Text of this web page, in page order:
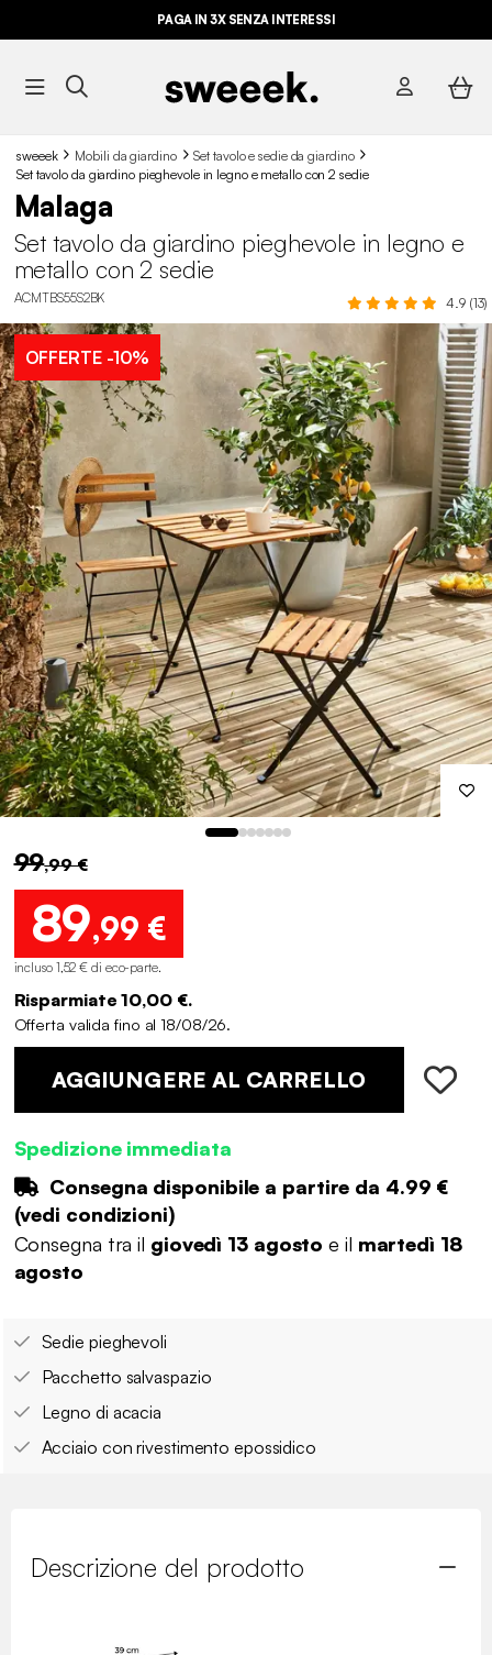
PAGA IN 3X SENZA INTERESSI
sweeek Mobili da giardino
Set tavolo e sedie da giardino
Set tavolo da giardino pieghevole in legno e metallo con 2 sedie
Malaga
Set tavolo da giardino pieghevole in legno e
metallo con 2 sedie
ACMTBS55S2BK 4.9 (13)
OFFERTE-10%
99,99 €
89,99 €
incluso 1,52 € di eco-parte.
Risparmiate 10,00 €.
Offerta valida fino al 18/08/26.
AGGIUNGERE AL CARRELLO
Spedizione immediata
Consegna disponibile a partire da 4.99 €
(vedi condizioni)
Consegna tra il giovedì 13 agosto e il martedì 18
agosto
Sedie pieghevoli
Pacchetto salvaspazio
Legno di acacia
Acciaio con rivestimento epossidico
Descrizione del prodotto